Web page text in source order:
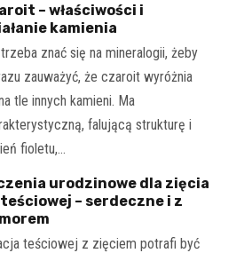
– właściwości i
kamienia
znać się na mineralogii, żeby
zauważyć, że czaroit wyróżnia
tle innych kamieni. Ma
falującą strukturę i
fioletu,…
urodzinowe dla zięcia
– serdeczne i z
teściowej z zięciem potrafi być